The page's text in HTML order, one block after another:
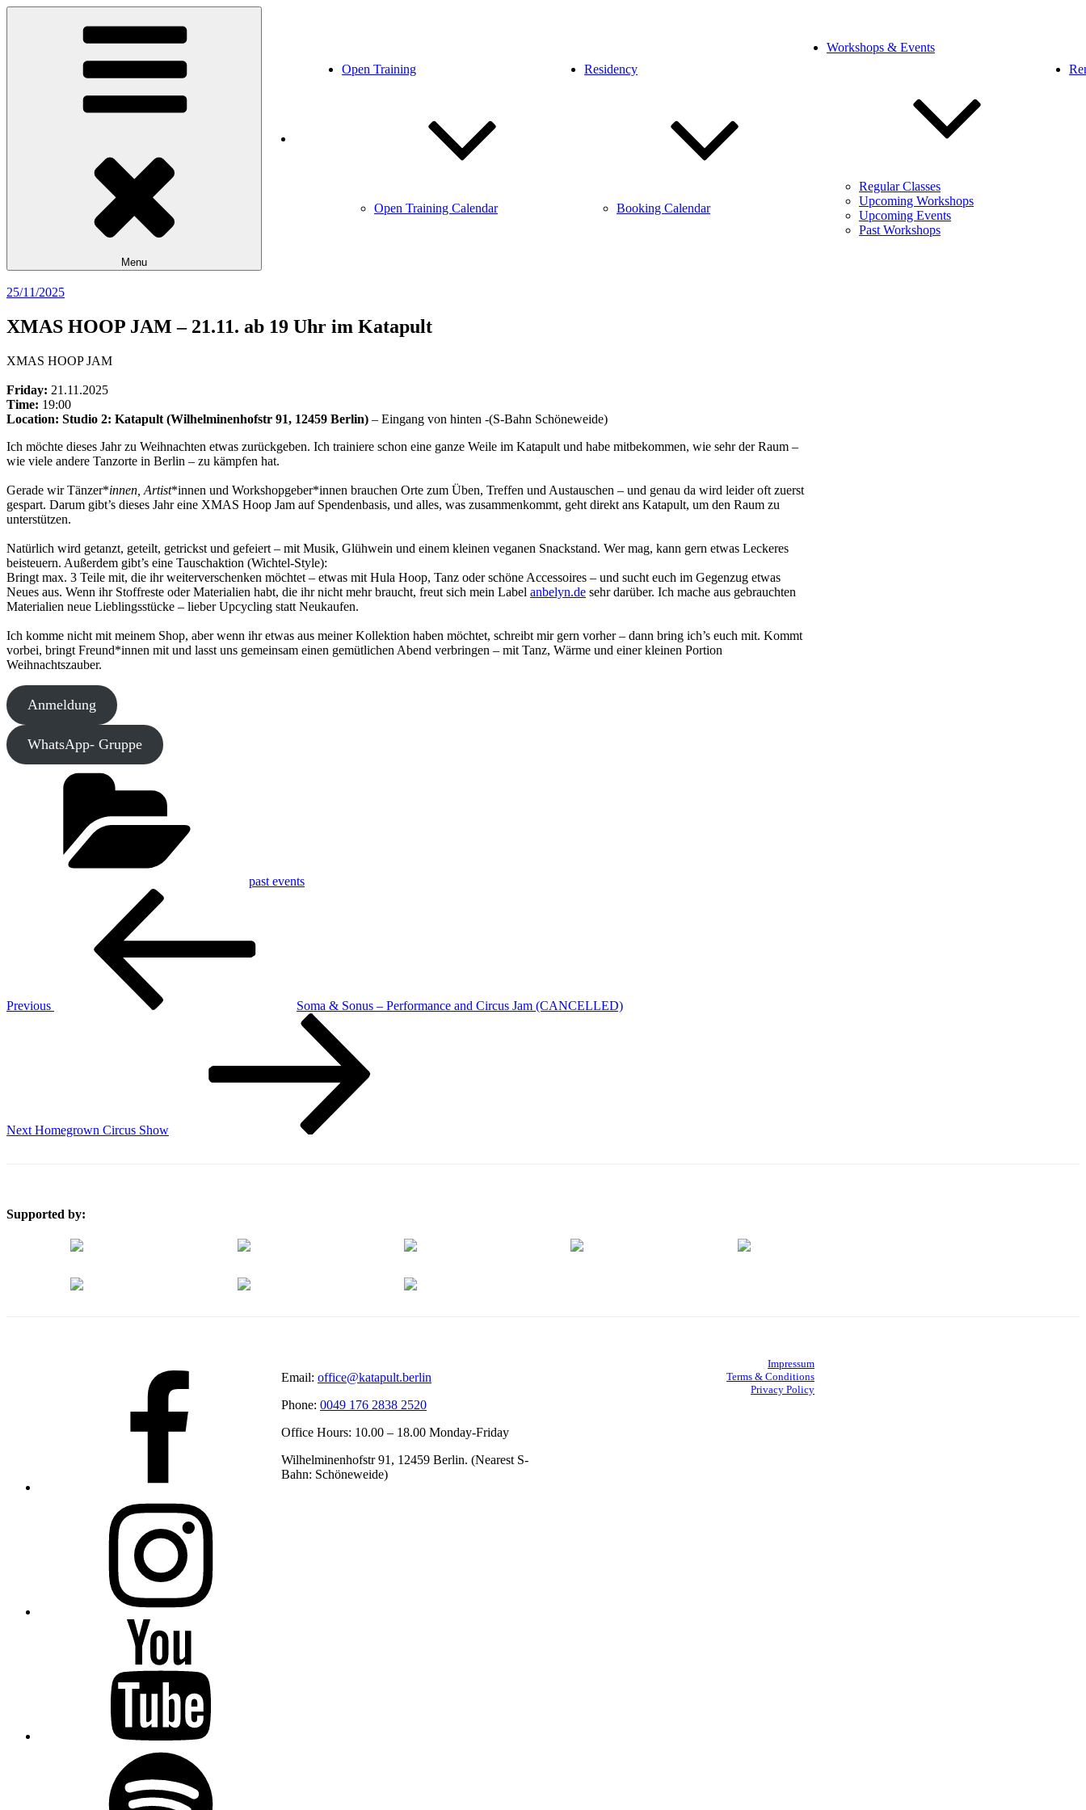
Skip
Performance. Art. Training.
Menu
Open Training
Open Training Calendar
Residency
Booking Calendar
Workshops & Events
Regular Classes
Upcoming Workshops
Upcoming Events
Past Workshops
Posted
25/11/2025
XMAS HOOP JAM – 21.11. ab 19 Uhr im Katapult
XMAS HOOP JAM
Friday: 21.11.2025
Time: 19:00
Location: Studio 2: Katapult (Wilhelminenhofstr 91, 12459 Berlin) – Eingang von hinten -(S-Bahn Schöneweide)
Ich möchte dieses Jahr zu Weihnachten etwas zurückgeben. Ich trainiere schon eine ganze Weile im Katapult und habe mitbekommen, wie sehr der Raum –
wie viele andere Tanzorte in Berlin – zu kämpfen hat.
Gerade wir Tänzer*innen, Artist*innen und Workshopgeber*innen brauchen Orte zum Üben, Treffen und Austauschen – und genau da wird leider oft zuerst
gespart. Darum gibt’s dieses Jahr eine XMAS Hoop Jam auf Spendenbasis, und alles, was zusammenkommt, geht direkt ans Katapult, um den Raum zu
unterstützen.
Natürlich wird getanzt, geteilt, getrickst und gefeiert – mit Musik, Glühwein und einem kleinen veganen Snackstand. Wer mag, kann gern etwas Leckeres
beisteuern. Außerdem gibt’s eine Tauschaktion (Wichtel-Style):
Bringt max. 3 Teile mit, die ihr weiterverschenken möchtet – etwas mit Hula Hoop, Tanz oder schöne Accessoires – und sucht euch im Gegenzug etwas
Neues aus. Wenn ihr Stoffreste oder Materialien habt, die ihr nicht mehr braucht, freut sich mein Label anbelyn.de sehr darüber. Ich mache aus gebrauchten
Materialien neue Lieblingsstücke – lieber Upcycling statt Neukaufen.
Ich komme nicht mit meinem Shop, aber wenn ihr etwas aus meiner Kollektion haben möchtet, schreibt mir gern vorher – dann bring ich’s euch mit. Kommt
vorbei, bringt Freund*innen mit und lasst uns gemeinsam einen gemütlichen Abend verbringen – mit Tanz, Wärme und einer kleinen Portion
Weihnachtszauber.
Anmeldung
WhatsApp- Gruppe
past events
Previous
Soma & Sonus – Performance and Circus Jam (CANCELLED)
Next Homegrown Circus Show
Supported by:
Email: office@katapult.berlin
Phone: 0049 176 2838 2520
Office Hours: 10.00 – 18.00 Monday-Friday
Wilhelminenhofstr 91, 12459 Berlin. (Nearest S-
Bahn: Schöneweide)
Impressum
Terms & Conditions
Privacy Policy